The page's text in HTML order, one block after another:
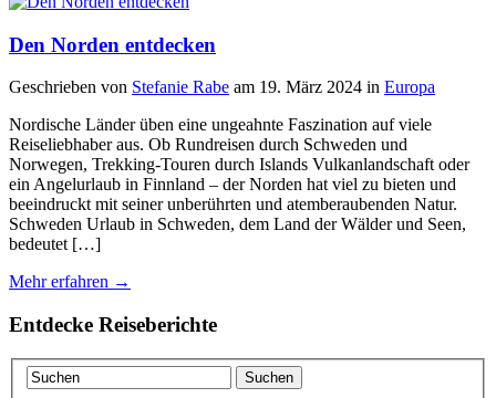
Den Norden entdecken
Geschrieben von Stefanie Rabe am 19. März 2024 in Europa
Nordische Länder üben eine ungeahnte Faszination auf viele
Reiseliebhaber aus. Ob Rundreisen durch Schweden und
Norwegen, Trekking-Touren durch Islands Vulkanlandschaft oder
ein Angelurlaub in Finnland – der Norden hat viel zu bieten und
beeindruckt mit seiner unberührten und atemberaubenden Natur.
Schweden Urlaub in Schweden, dem Land der Wälder und Seen,
bedeutet […]
Mehr erfahren →
Entdecke Reiseberichte